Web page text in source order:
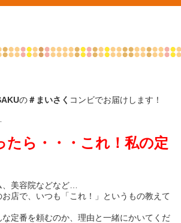
の＃まいさく コンビでお届けします！
たら・・・これ！私の定
美容院などなど…
店で、いつも「これ！」というもの教えて
定番を頼むのか、理由と一緒にかいてくだ